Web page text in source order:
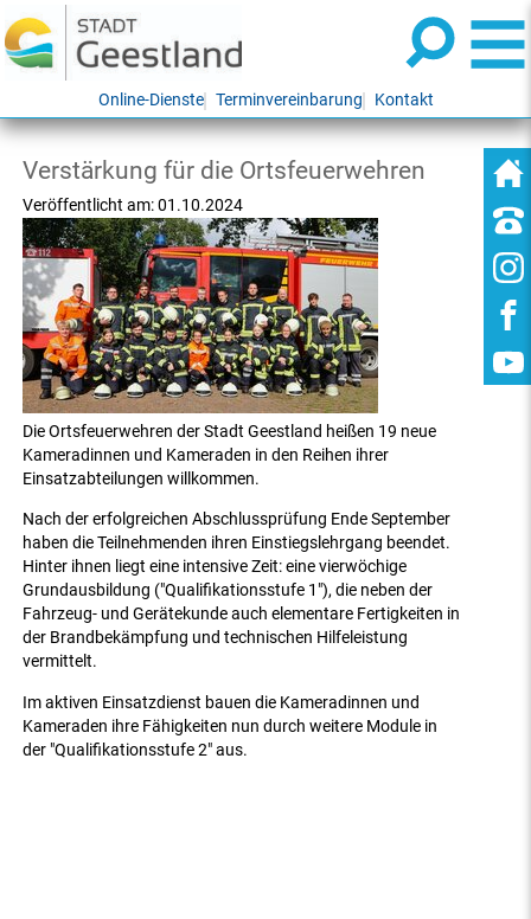
Online-Dienste Terminvereinbarung Kontakt
Verstärkung für die Ortsfeuerwehren
Veröffentlicht am:01.10.2024
Die Ortsfeuerwehren der Stadt Geestland heißen 19 neue
Kameradinnen und Kameraden in den Reihen ihrer
Einsatzabteilungen willkommen.
Nach der erfolgreichen Abschlussprüfung Ende September
haben die Teilnehmenden ihren Einstiegslehrgang beendet.
Hinter ihnen liegt eine intensive Zeit: eine vierwöchige
Grundausbildung ("Qualifikationsstufe 1"), die neben der
Fahrzeug- und Gerätekunde auch elementare Fertigkeiten in
der Brandbekämpfung und technischen Hilfeleistung
vermittelt.
Im aktiven Einsatzdienst bauen die Kameradinnen und
Kameraden ihre Fähigkeiten nun durch weitere Module in
der "Qualifikationsstufe 2" aus.